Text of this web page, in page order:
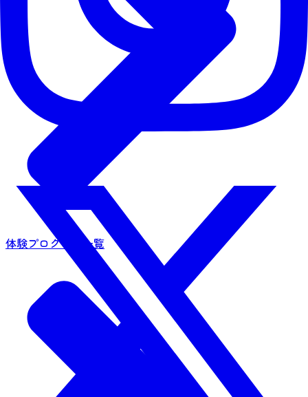
体験プログラム一覧